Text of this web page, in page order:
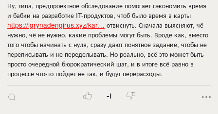
Ну, типа, предпроектное обследование помогает сэкономить время
и бабки на разработке IT-продуктов, чтоб было время в карты
https://igrynadengirus.xyz/kar… отвиснуть. Сначала выясняют, чё
нужно, чё не нужно, какие проблемы могут быть. Вроде как, вместо
того чтобы начинать с нуля, сразу дают понятное задание, чтобы не
переписывать и не переделывать. Но реально, всё это может быть
просто очередной бюрократический шаг, и в итоге всё равно в
процессе что-то пойдёт не так, и будут перерасходы.
-1